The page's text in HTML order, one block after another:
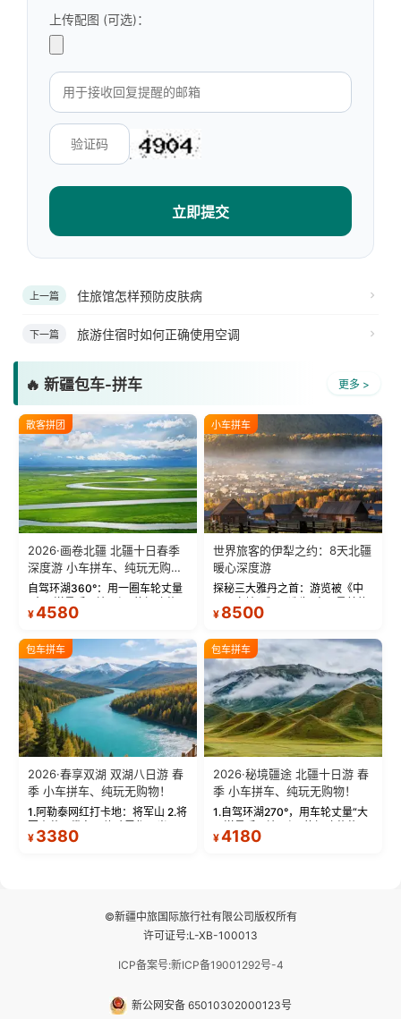
上传配图 (可选)：
立即提交
上一篇 住旅馆怎样预防皮肤病
下一篇 旅游住宿时如何正确使用空调
🔥 新疆包车-拼车 更多 >
散客拼团
2026·画卷北疆 北疆十日春季
深度游 小车拼车、纯玩无购
物！
自驾环湖360°：用一圈车轮丈量
蓝。 赛湖旅拍：甄选多款风格服
绝美瞬间。 赛湖坦克300跟车视
频：专业摄影师...
¥4580
小车拼车
世界旅客的伊犁之约：8天北疆
暖心深度游
探秘三大雅丹之首：游览被《中
三大雅丹”第一名的克拉玛依魔鬼
瓦人最大村落——禾木村，欣赏
晨雾与小木...
¥ 8500
包车拼车
2026·春享双湖 双湖八日游 春
季 小车拼车、纯玩无购物！
1.阿勒泰网红打卡地：将军山 2.将
军山落日缆车，体验雪都风光 3.
将军山，夕阳派对，蹦迪party 4.
¥ 3380
包车拼车
2026·秘境疆途 北疆十日游 春
季 小车拼车、纯玩无购物！
1.自驾环湖270°，用车轮丈量“大
西洋最后一滴眼泪”的极致蔚蓝，
让雪山、花海与深邃湖水在转弯
¥4180
©新疆中旅国际旅行社有限公司版权所有
许可证号:L-XB-100013
ICP备案号:新ICP备19001292号-4
新公网安备 65010302000123号